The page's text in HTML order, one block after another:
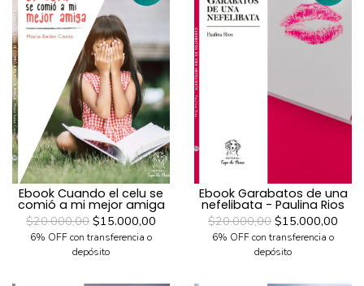
Ebook Cuando el celu se
comió a mi mejor amiga
$20.000,00 $15.000,00
6% OFF con transferencia o
depósito
Ebook Garabatos de una
nefelibata - Paulina Rios
$20.000,00 $15.000,00
6% OFF con transferencia o
depósito